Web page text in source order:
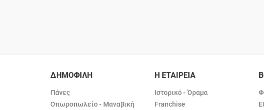
ΔΗΜΟΦΙΛΗ
Πάνες
Οπωροπωλείο - Μαναβική
Η ΕΤΑΙΡΕΙΑ
Ιστορικό - Όραμα
Franchise